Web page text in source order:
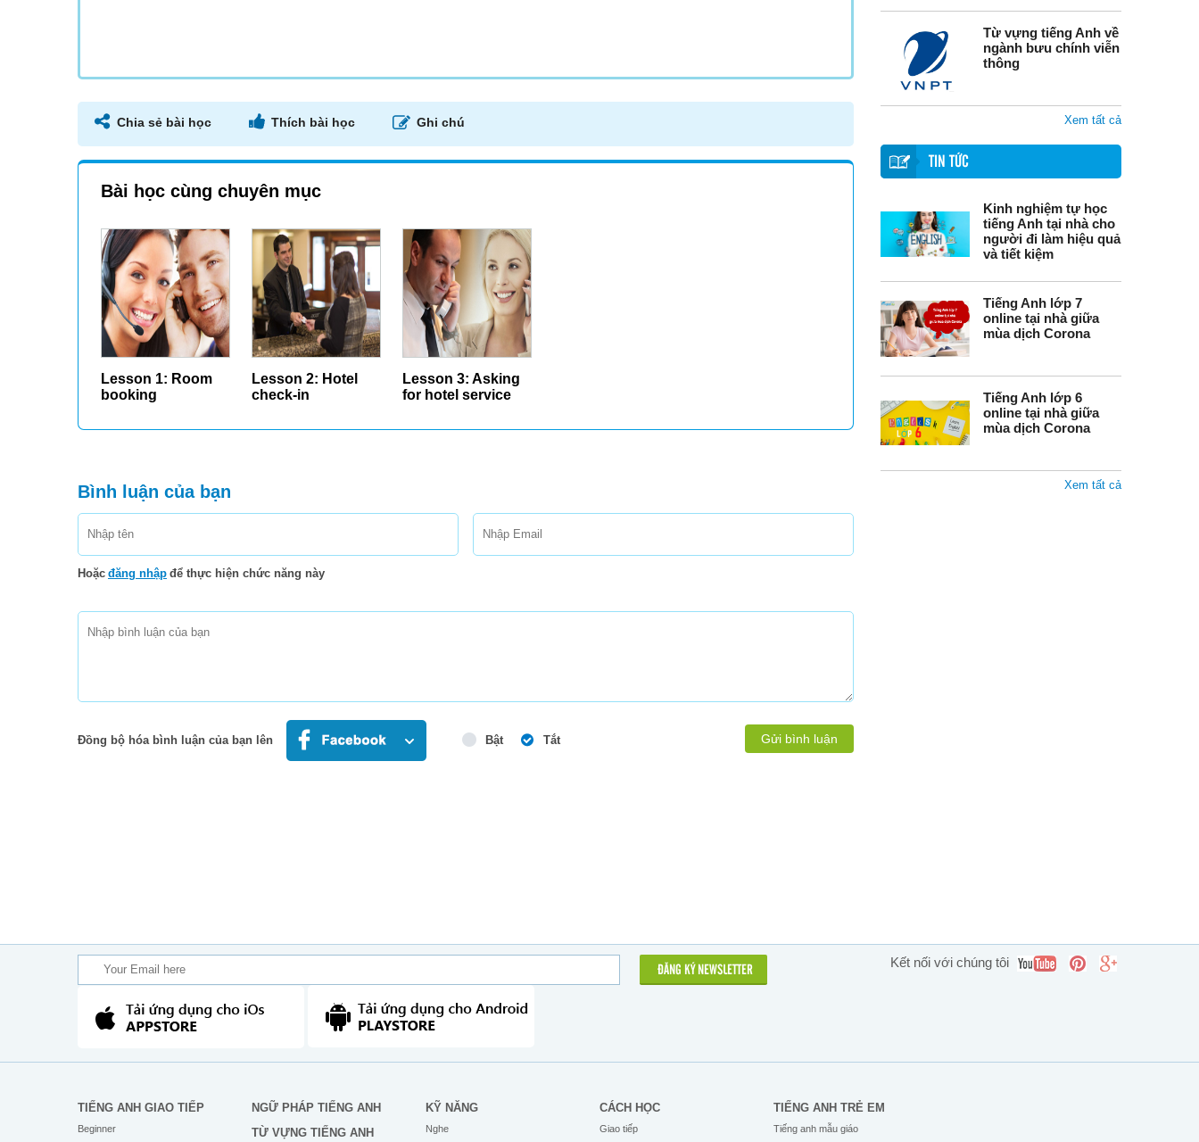
Chia sẻ bài học Thích bài học Ghi chú
Bài học cùng chuyên mục
Lesson 1: Room
booking
Lesson 2: Hotel
check-in
Lesson 3: Asking
for hotel service
Bình luận của bạn
Hoặc đăng nhập để thực hiện chức năng này
Đồng bộ hóa bình luận của bạn lên Bật Tắt Gửi bình luận
Từ vựng tiếng Anh về
ngành bưu chính viễn
thông
Xem tất cả
TIN TỨC
Kinh nghiệm tự học
tiếng Anh tại nhà cho
người đi làm hiệu quả
và tiết kiệm
Tiếng Anh lớp 7
online tại nhà giữa
mùa dịch Corona
Tiếng Anh lớp 6
online tại nhà giữa
mùa dịch Corona
Xem tất cả
ĐĂNG KÝ NEWSLETTER
Kết nối với chúng tôi
TIẾNG ANH GIAO TIẾP
Beginner
NGỮ PHÁP TIẾNG ANH
TỪ VỰNG TIẾNG ANH
KỸ NĂNG
Nghe
CÁCH HỌC
Giao tiếp
TIẾNG ANH TRẺ EM
Tiếng anh mẫu giáo